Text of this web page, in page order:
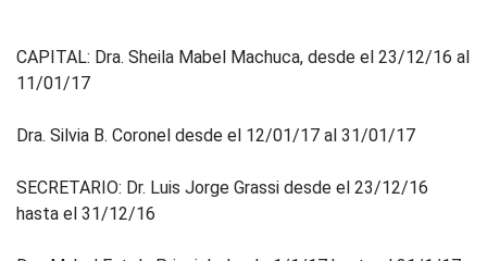
CAPITAL: Dra. Sheila Mabel Machuca, desde el 23/12/16 al
11/01/17
Dra. Silvia B. Coronel desde el 12/01/17 al 31/01/17
SECRETARIO: Dr. Luis Jorge Grassi desde el 23/12/16
hasta el 31/12/16